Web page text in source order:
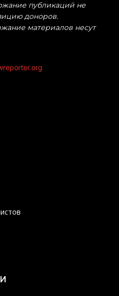
публикаций не
доноров.
материалов несут